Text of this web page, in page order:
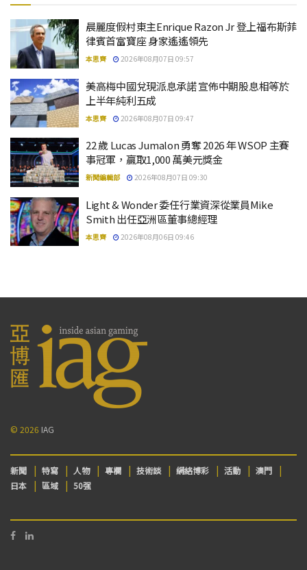
晨麗度假村東主Enrique Razon Jr 登上福布斯菲
律賓首富寶座 身家遙遙領先
本思齊 2026年08月07日 09:57
美高梅中國兌現派息承諾 宣佈中期股息相等於
上半年純利五成
本思齊 2026年08月07日 09:47
22 歲 Lucas Jumalon 勇奪 2026 年 WSOP 主賽
事冠軍，贏取1,000 萬美元獎金
新聞編輯部 2026年08月07日 09:30
Light & Wonder 委任行業資深從業員Mike
Smith 出任亞洲區董事總經理
本思齊 2026年08月06日 09:46
© 2026 IAG
新聞 特寫 人物 專欄 技術談 網絡博彩 活動
澳門
日本
區域 50强